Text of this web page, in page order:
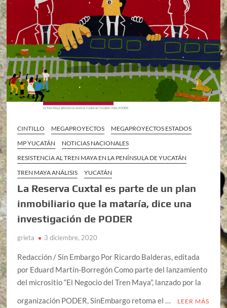
CINTILLO MEGAPROYECTOS
MEGAPROYECTOS ESTADOS
MP YUCATÁN
NOTICIAS NACIONALES
RESISTENCIA AL TREN MAYA EN LA PENÍNSULA DE YUCATÁN
TREN MAYA ANÁLISIS
YUCATÁN
La Reserva Cuxtal es parte de un plan
inmobiliario que la mataría, dice una
investigación de PODER
grieta 3 diciembre, 2020
Redacción / Sin Embargo Por Ricardo Balderas, editada
por Eduard Martín-Borregón Como parte del lanzamiento
del micrositio “El Negocio del Tren Maya”, lanzado por la
organización PODER, SinEmbargo retoma el …
LEER MÁS